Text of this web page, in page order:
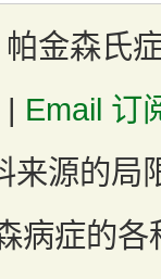
帕金森氏
| Email 订
来源的局
病症的各